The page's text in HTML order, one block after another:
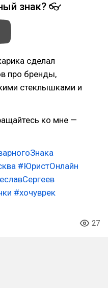
знак? 👓
сделал
про бренды,
стеклышками и
ко мне —
#ЮристОнлайн
#хочуврек
27